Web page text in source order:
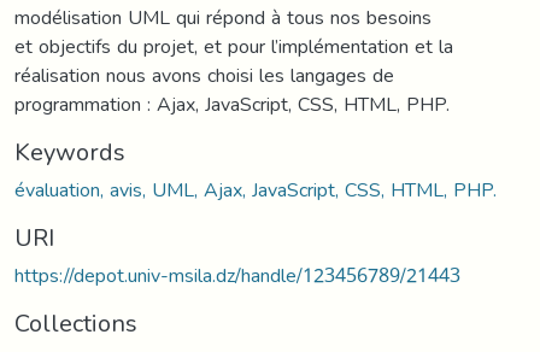
modélisation UML qui répond à tous nos besoins
et objectifs du projet, et pour l’implémentation et la
réalisation nous avons choisi les langages de
programmation : Ajax, JavaScript, CSS, HTML, PHP.
Keywords
évaluation, avis, UML, Ajax, JavaScript, CSS, HTML, PHP.
URI
https://depot.univ-msila.dz/handle/123456789/21443
Collections